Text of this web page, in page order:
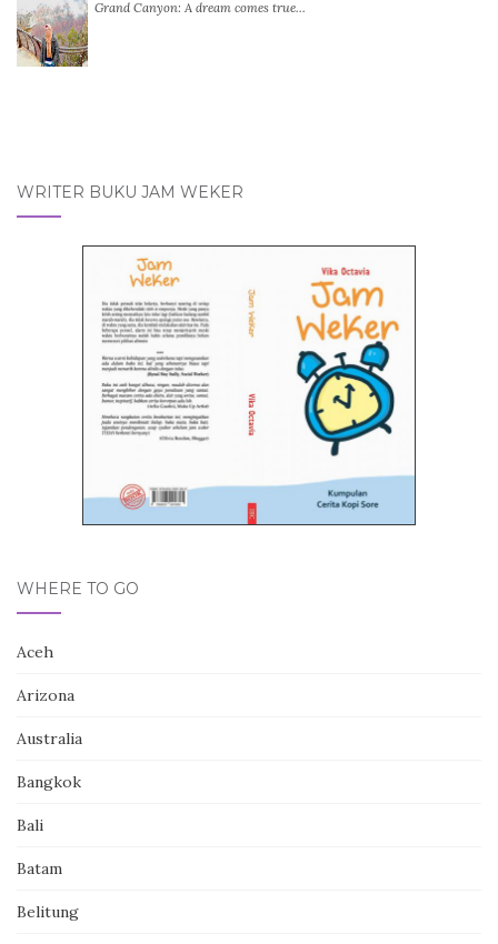
Grand Canyon: A dream comes true…
WRITER BUKU JAM WEKER
WHERE TO GO
Aceh
Arizona
Australia
Bangkok
Bali
Batam
Belitung